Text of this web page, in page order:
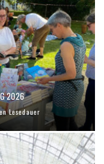
2026
Lesedauer